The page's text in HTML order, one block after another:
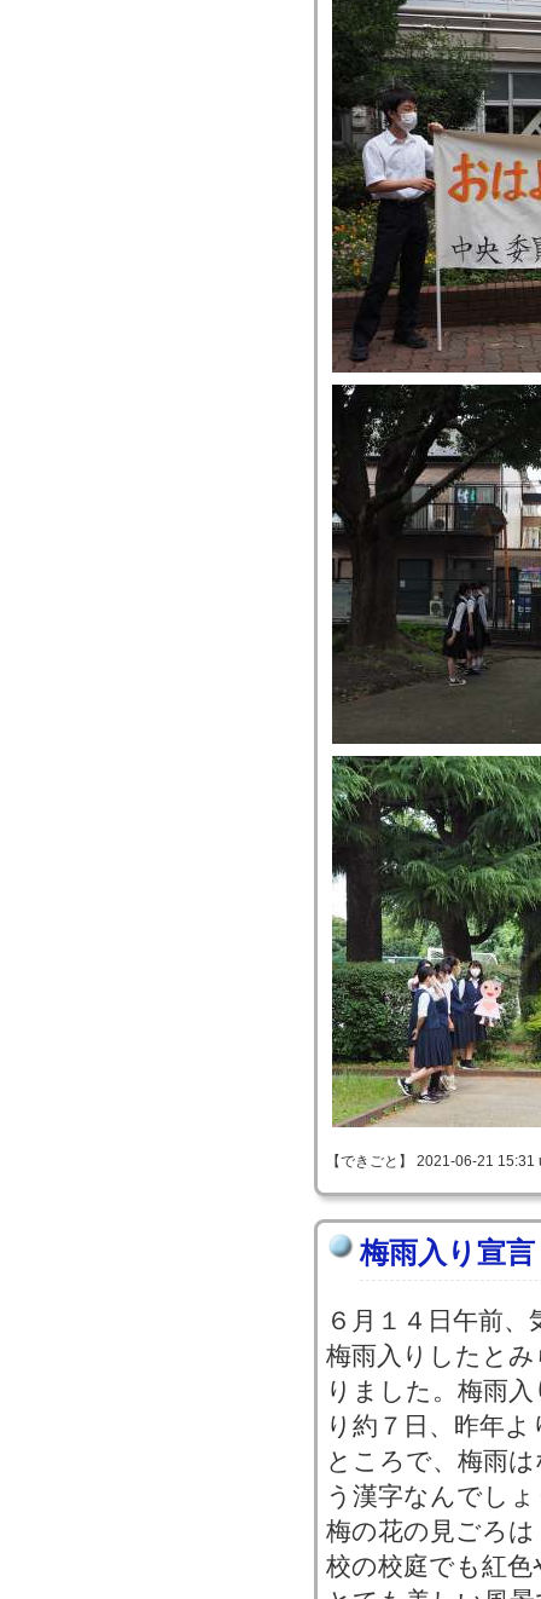
【できごと】 2021-06-21
梅雨入り宣言
６月１４日午前
梅雨入りしたと
りました。梅雨
り約７日、昨年
ところで、梅雨
う漢字なんでし
梅の花の見ごろは
校の校庭でも紅